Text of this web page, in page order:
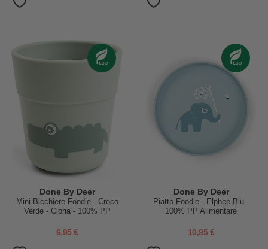
Done By Deer
Mini Bicchiere Foodie - Croco
Verde - Cipria - 100% PP
6,95 €
Done By Deer
Piatto Foodie - Elphee Blu -
100% PP Alimentare
10,95 €